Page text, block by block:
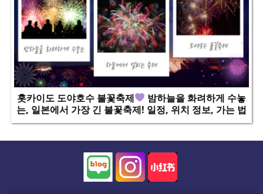
홋카이도 도야호수 불꽃축제
밤하늘을 화려하게 수놓
는, 일본에서 가장 긴 불꽃축제! 일정, 위치 정보, 가는 법